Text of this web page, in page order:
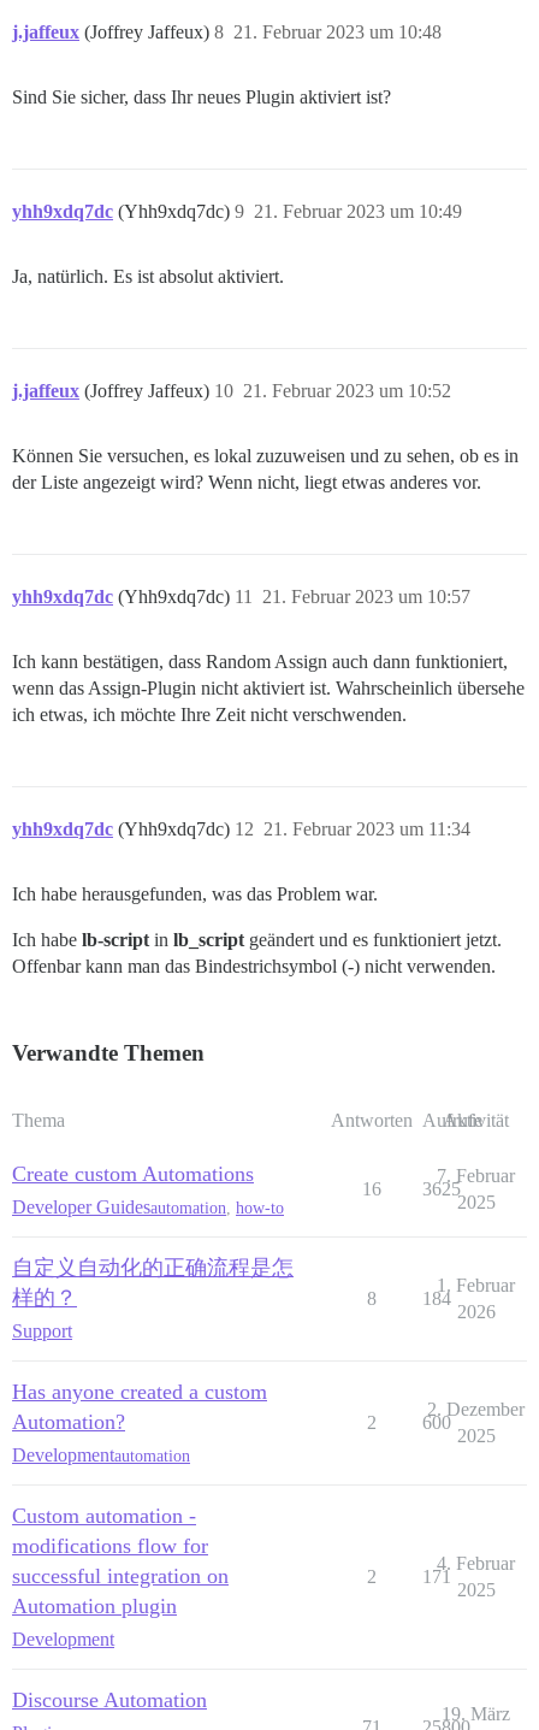
j.jaffeux (Joffrey Jaffeux) 21. Februar 2023 um 10:48
8
Sind Sie sicher, dass Ihr neues Plugin aktiviert ist?
yhh9xdq7dc (Yhh9xdq7dc) 21. Februar 2023 um 10:49
9
Ja, natürlich. Es ist absolut aktiviert.
j.jaffeux (Joffrey Jaffeux) 21. Februar 2023 um 10:52
10
Können Sie versuchen, es lokal zuzuweisen und zu sehen, ob es in
der Liste angezeigt wird? Wenn nicht, liegt etwas anderes vor.
yhh9xdq7dc (Yhh9xdq7dc) 21. Februar 2023 um 10:57
11
Ich kann bestätigen, dass Random Assign auch dann funktioniert,
wenn das Assign-Plugin nicht aktiviert ist. Wahrscheinlich übersehe
ich etwas, ich möchte Ihre Zeit nicht verschwenden.
yhh9xdq7dc (Yhh9xdq7dc) 21. Februar 2023 um 11:34
12
Ich habe herausgefunden, was das Problem war.
Ich habe lb-script in lb_script geändert und es funktioniert jetzt.
Offenbar kann man das Bindestrichsymbol (-) nicht verwenden.
Verwandte Themen
Thema Antworten Aufrufe
Aktivität
Create custom Automations
Developer Guidesautomation how-to
16 3625
7. Februar
2025
自定义自动化的正确流程是怎
样的？
Support
8 184
1. Februar
2026
Has anyone created a custom
Automation?
Developmentautomation
2 600
2. Dezember
2025
Custom automation -
modifications flow for
successful integration on
Automation plugin
Development
2 171
4. Februar
2025
Discourse Automation
19. März